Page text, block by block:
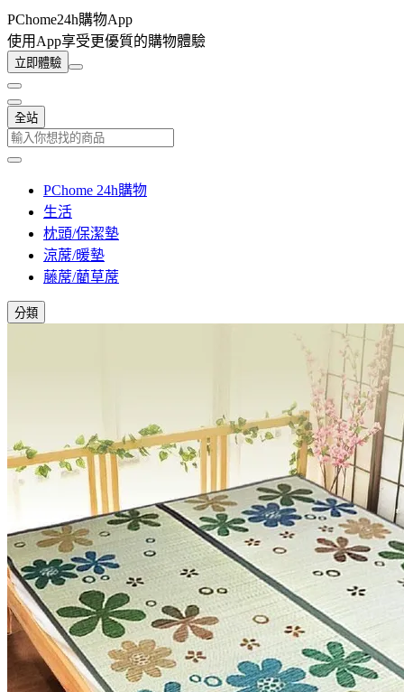
PChome24h購物App
使用App享受更優質的購物體驗
立即體驗
全站
PChome 24h購物
生活
枕頭/保潔墊
涼蓆/暖墊
藤蓆/藺草蓆
分類